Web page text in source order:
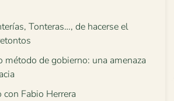
Tonteras…, de hacerse el
método de gobierno: una amenaza
Fabio Herrera